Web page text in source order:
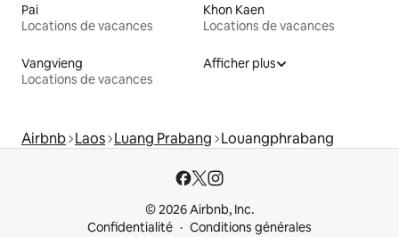
Pai
Locations de vacances
Khon Kaen
Locations de vacances
Vangvieng
Locations de vacances
Afficher plus
Airbnb Laos Luang Prabang Louangphrabang
© 2026 Airbnb, Inc.
Confidentialité
Conditions générales